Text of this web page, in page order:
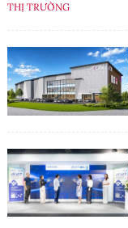
THỊ TRƯỜNG